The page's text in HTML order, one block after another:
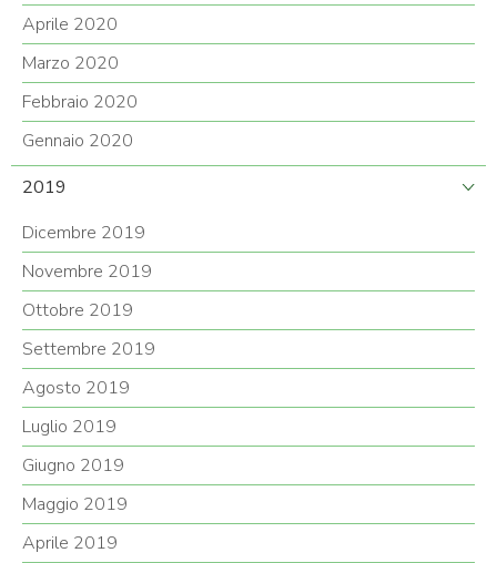
Aprile 2020
Marzo 2020
Febbraio 2020
Gennaio 2020
2019
Dicembre 2019
Novembre 2019
Ottobre 2019
Settembre 2019
Agosto 2019
Luglio 2019
Giugno 2019
Maggio 2019
Aprile 2019